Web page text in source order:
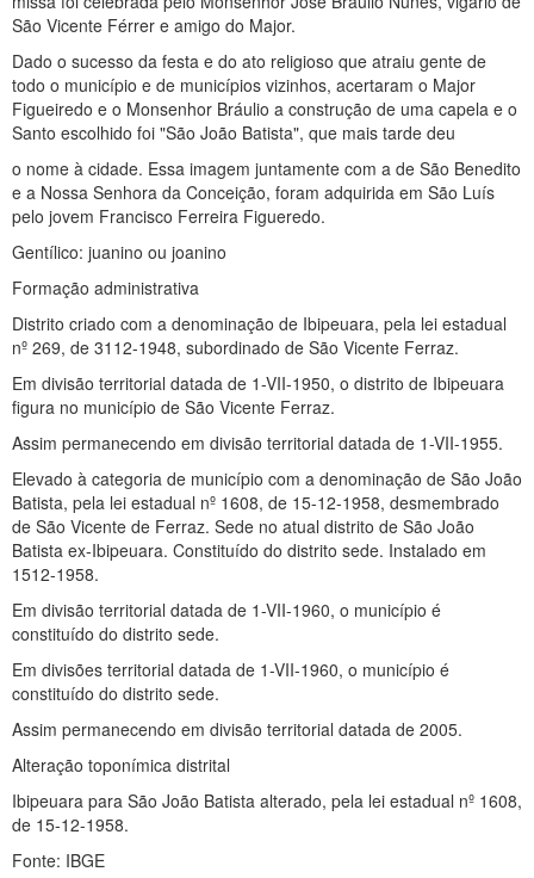
São Vicente Férrer e amigo do Major.
Dado o sucesso da festa e do ato religioso que atraiu gente de
todo o município e de municípios vizinhos, acertaram o Major
Figueiredo e o Monsenhor Bráulio a construção de uma capela e o
Santo escolhido foi "São João Batista", que mais tarde deu
o nome à cidade. Essa imagem juntamente com a de São Benedito
e a Nossa Senhora da Conceição, foram adquirida em São Luís
pelo jovem Francisco Ferreira Figueredo.
Gentílico: juanino ou joanino
Formação administrativa
Distrito criado com a denominação de Ibipeuara, pela lei estadual
nº 269, de 3112-1948, subordinado de São Vicente Ferraz.
Em divisão territorial datada de 1-VII-1950, o distrito de Ibipeuara
figura no município de São Vicente Ferraz.
Assim permanecendo em divisão territorial datada de 1-VII-1955.
Elevado à categoria de município com a denominação de São João
Batista, pela lei estadual nº 1608, de 15-12-1958, desmembrado
de São Vicente de Ferraz. Sede no atual distrito de São João
Batista ex-Ibipeuara. Constituído do distrito sede. Instalado em
1512-1958.
Em divisão territorial datada de 1-VII-1960, o município é
constituído do distrito sede.
Em divisões territorial datada de 1-VII-1960, o município é
constituído do distrito sede.
Assim permanecendo em divisão territorial datada de 2005.
Alteração toponímica distrital
Ibipeuara para São João Batista alterado, pela lei estadual nº 1608,
de 15-12-1958.
Fonte: IBGE